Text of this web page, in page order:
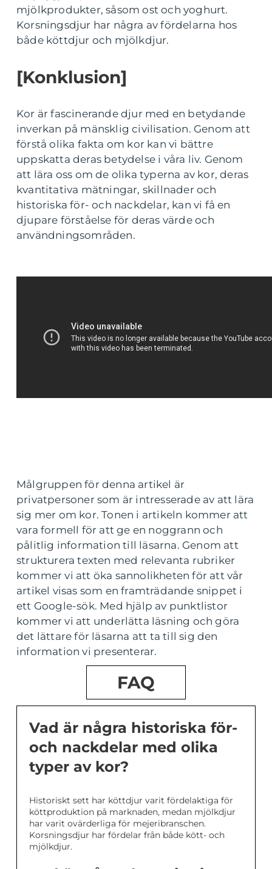
mjölkprodukter, såsom ost och yoghurt.
Korsningsdjur har några av fördelarna hos
både köttdjur och mjölkdjur.
[Konklusion]
Kor är fascinerande djur med en betydande
inverkan på mänsklig civilisation. Genom att
förstå olika fakta om kor kan vi bättre
uppskatta deras betydelse i våra liv. Genom
att lära oss om de olika typerna av kor, deras
kvantitativa mätningar, skillnader och
historiska för- och nackdelar, kan vi få en
djupare förståelse för deras värde och
användningsområden.
Målgruppen för denna artikel är
privatpersoner som är intresserade av att lära
sig mer om kor. Tonen i artikeln kommer att
vara formell för att ge en noggrann och
pålitlig information till läsarna. Genom att
strukturera texten med relevanta rubriker
kommer vi att öka sannolikheten för att vår
artikel visas som en framträdande snippet i
ett Google-sök. Med hjälp av punktlistor
kommer vi att underlätta läsning och göra
det lättare för läsarna att ta till sig den
information vi presenterar.
FAQ
Vad är några historiska för-
och nackdelar med olika
typer av kor?
Historiskt sett har köttdjur varit fördelaktiga för
köttproduktion på marknaden, medan mjölkdjur
har varit ovärderliga för mejeribranschen.
Korsningsdjur har fördelar från både kött- och
mjölkdjur.